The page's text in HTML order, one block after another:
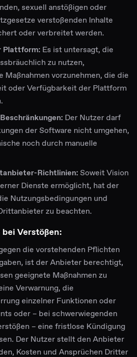
sexuell anstößigen oder
verstoßenden Inhalte
oder verbreitet werden.
Plattform: Es ist untersagt, die
zu nutzen,
Maßnahmen vorzunehmen, die die
oder Verfügbarkeit der Plattform
Der Nutzer darf
der Software nicht umgehen,
noch durch manuelle
Richtlinien:Soweit Vision
Dienste ermöglicht, hat der
Nutzungsbedingungen und
zu beachten.
Verstößen:
die vorstehenden Pflichten
ist der Anbieter berechtigt,
geeignete Maßnahmen zu
Verwarnung, die
einzelner Funktionen oder
oder – bei schwerwiegenden
– eine fristlose Kündigung
Der Nutzer stellt den Anbieter
Kosten und Ansprüchen Dritter